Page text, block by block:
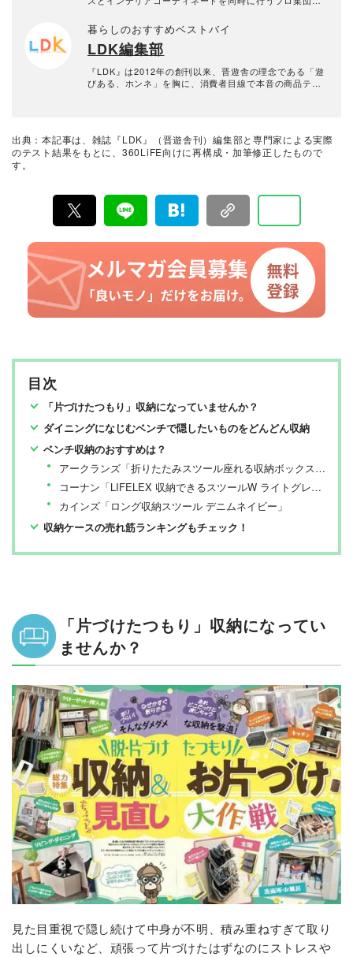
者。年間約1000回以上のお片づけに悩む個人宅の整理収
納サービス実績あり。
暮らしのおすすめベストバイ
LDK編集部
『LDK』は2012年の創刊以来、晋遊舎の理念である「遊
びある、ホンネ」を胸に、消費者目線で本音の商品テス
て見つけた「本当に良いもの」と「お役立ち情報」を厳
選してあなたにお届け。編集長・高橋咲彩を中心に、11
出典：本記事は、雑誌『LDK』（晋遊舎刊）編集部と専門家による実際
のテスト結果をもとに、360LiFE向けに再構成・加筆修正したもので
す。
目次
「片づけたつもり」収納になっていませんか？
ダイニングになじむベンチで隠したいものをどんどん収納
ベンチ収納のおすすめは？
アークランズ「折りたたみスツール座れる収納ボックスワイド ベージュ」
コーナン「LIFELEX 収納できるスツールW ライトグレー」
カインズ「ロング収納スツール デニムネイビー」
収納ケースの売れ筋ランキングもチェック！
「片づけたつもり」収納になってい
ませんか？
見た目重視で隠し続けて中身が不明、積み重ねすぎて取り
出しにくいなど、頑張って片づけたはずなのにストレスや